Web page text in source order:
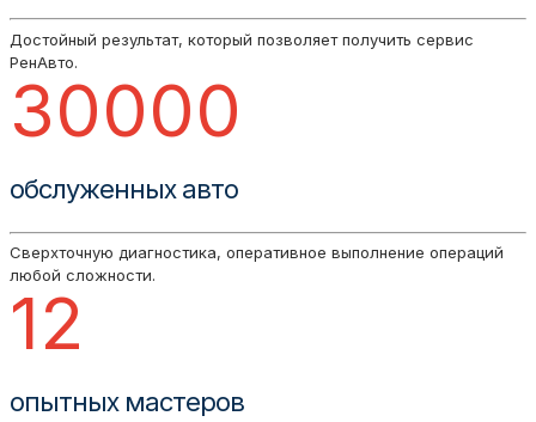
Достойный результат, который позволяет получить сервис
РенАвто.
30000
обслуженных авто
Сверхточную диагностика, оперативное выполнение операций
любой сложности.
12
опытных мастеров